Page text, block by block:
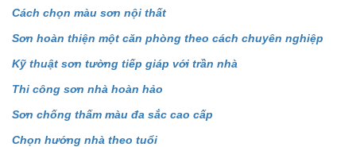
Cách chọn màu sơn nội thất
Sơn hoàn thiện một căn phòng theo cách chuyên nghiệp
Kỹ thuật sơn tường tiếp giáp với trần nhà
Thi công sơn nhà hoàn hảo
Sơn chống thấm màu đa sắc cao cấp
Chọn hướng nhà theo tuổi